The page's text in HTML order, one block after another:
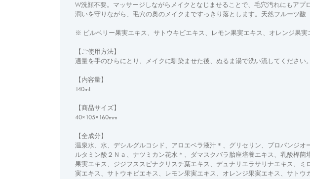
W洗顔不要。マッサージしながらメイクとなじませることで、毛穴汚れにもアプロ
潤いを守りながら、毛穴の奥のメイクまですっきり落とします。天然フルーツ
※ ビルベリー果実エキス、サトウキビエキス、レモン果実エキス、オレンジ果実
【ご使用方法】
適量を手のひらにとり、メイクに馴染ませた後、ぬるま湯で洗い流してください
【内容量】
140mL
【商品サイズ】
40×105×160mm
【全成分】
温泉水、水、デシルグルコシド、アロエベラ液汁＊、グリセリン、プロパンジ
ルタミン酸２Ｎａ、ナツミカン花水＊、ダマスクバラ胎座培養エキス、乳酸桿
果実エキス、ジジフススピナクリスチ葉エキス、デュナリエラサリナエキス、
実エキス、サトウキビエキス、レモン果実エキス、オレンジ果実エキス、サト